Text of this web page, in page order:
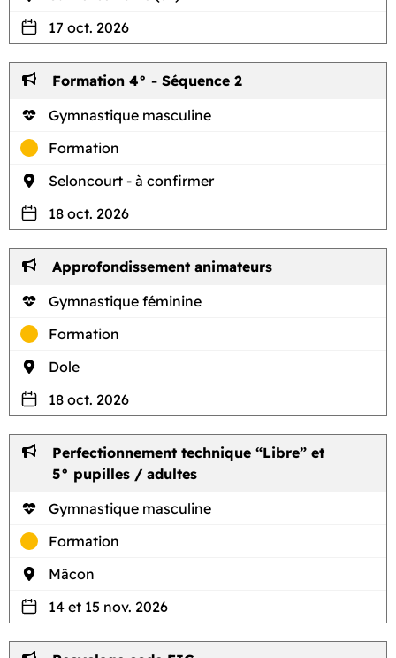
17 oct. 2026
Formation 4° - Séquence 2
Gymnastique masculine
Formation
Seloncourt - à confirmer
18 oct. 2026
Approfondissement animateurs
Gymnastique féminine
Formation
Dole
18 oct. 2026
Perfectionnement technique “Libre” et
5° pupilles / adultes
Gymnastique masculine
Formation
Mâcon
14 et 15 nov. 2026